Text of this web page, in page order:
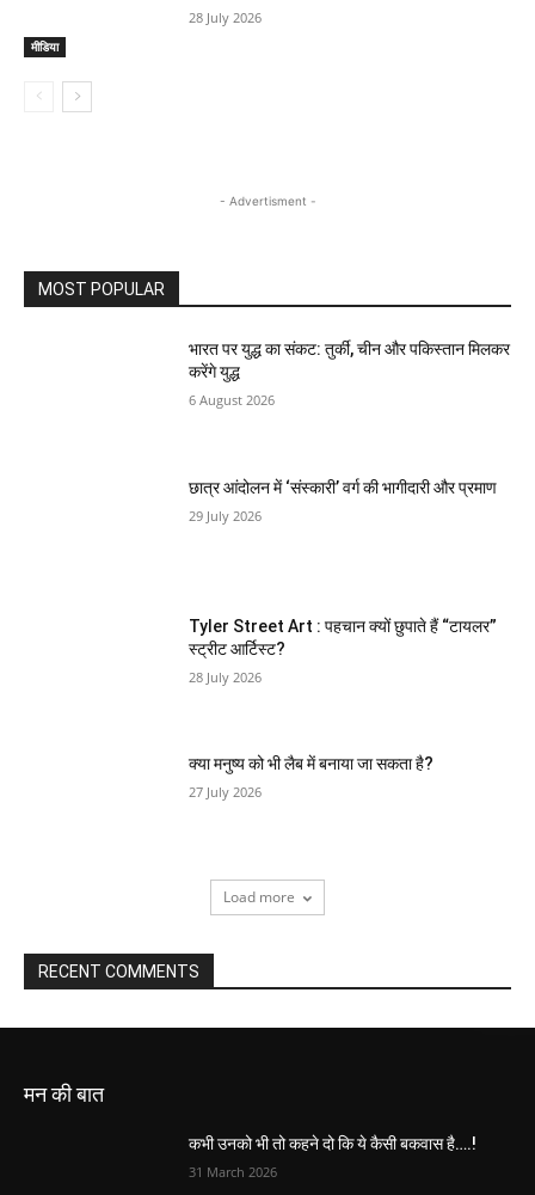
मीडिया
28 July 2026
- Advertisment -
MOST POPULAR
भारत पर युद्ध का संकट: तुर्की, चीन और पकिस्तान मिलकर
करेंगे युद्ध
6 August 2026
छात्र आंदोलन में ‘संस्कारी’ वर्ग की भागीदारी और प्रमाण
29 July 2026
Tyler Street Art : पहचान क्यों छुपाते हैं “टायलर”
स्ट्रीट आर्टिस्ट?
28 July 2026
क्या मनुष्य को भी लैब में बनाया जा सकता है?
27 July 2026
Load more
RECENT COMMENTS
मन की बात
कभी उनको भी तो कहने दो कि ये कैसी बकवास है….!
31 March 2026